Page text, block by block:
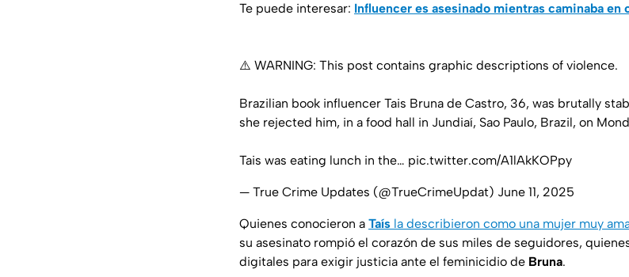
Te puede interesar: Influencer es asesinado mientras caminaba en
⚠️ WARNING: This post contains graphic descriptions of violence.
Brazilian book influencer Tais Bruna de Castro, 36, was brutally
she rejected him, in a food hall in Jundiaí, Sao Paulo, Brazil, on
Tais was eating lunch in the… pic.twitter.com/A1lAkKOPpy
— True Crime Updates (@TrueCrimeUpdat) June 11, 2025
Quienes conocieron a Taís la describieron como una mujer muy
su asesinato rompió el corazón de sus miles de seguidores,
digitales para exigir justicia ante el feminicidio de Bruna.